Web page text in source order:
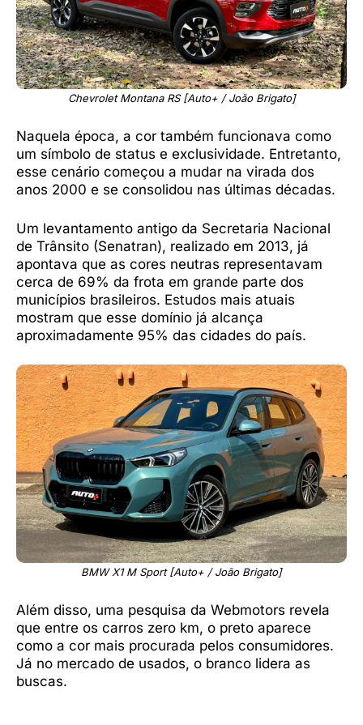
Chevrolet Montana RS [Auto+ / João Brigato]
Naquela época, a cor também funcionava como
um símbolo de status e exclusividade. Entretanto,
esse cenário começou a mudar na virada dos
anos 2000 e se consolidou nas últimas décadas.
Um levantamento antigo da Secretaria Nacional
de Trânsito (Senatran), realizado em 2013, já
apontava que as cores neutras representavam
cerca de 69% da frota em grande parte dos
municípios brasileiros. Estudos mais atuais
mostram que esse domínio já alcança
aproximadamente 95% das cidades do país.
BMW X1 M Sport [Auto+ / João Brigato]
Além disso, uma pesquisa da Webmotors revela
que entre os carros zero km, o preto aparece
como a cor mais procurada pelos consumidores.
Já no mercado de usados, o branco lidera as
buscas.